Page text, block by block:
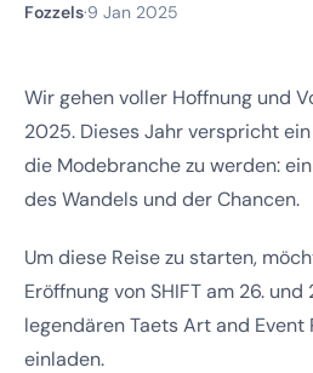
Fozzels·9 Jan 2025
Wir gehen voller Hoffnung und
2025. Dieses Jahr verspricht
die Modebranche zu werden:
des Wandels und der Chancen.
Um diese Reise zu starten,
Eröffnung von SHIFT am 26.
legendären Taets Art and Event
einladen.